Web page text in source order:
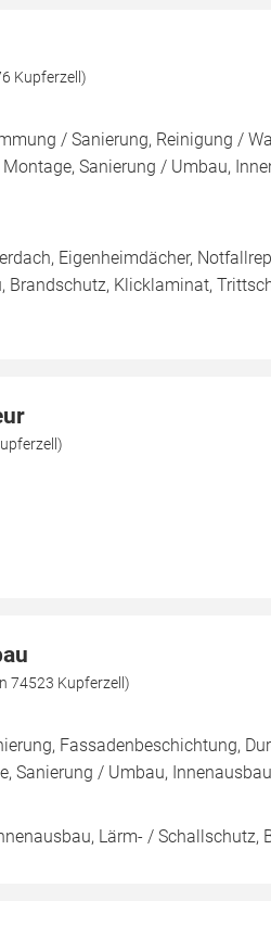
Kupferzell)
/ Sanierung, Reinigung /
Sanierung / Umbau,
Eigenheimdächer,
Brandschutz, Klicklaminat,
74523 Kupferzell)
Fassadenbeschichtung,
Sanierung / Umbau, Innenausbau
Lärm- / Schallschutz,